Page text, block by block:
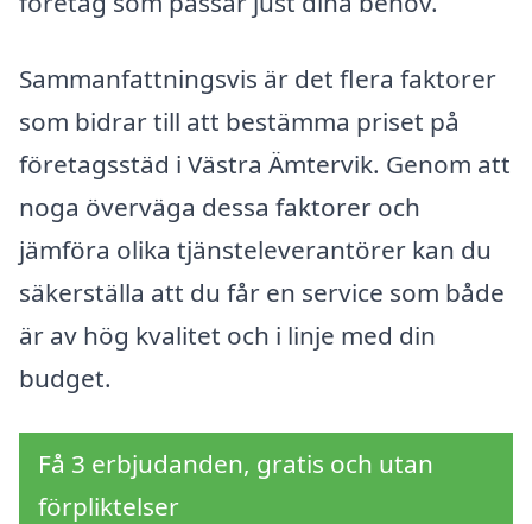
Sammanfattningsvis är det flera faktorer
som bidrar till att bestämma priset på
företagsstäd i Västra Ämtervik. Genom att
noga överväga dessa faktorer och
jämföra olika tjänsteleverantörer kan du
säkerställa att du får en service som både
är av hög kvalitet och i linje med din
budget.
Få 3 erbjudanden, gratis och utan
förpliktelser